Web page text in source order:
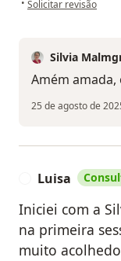
• Solicitar revisão
Silvia
Amém
25 de agosto de
Luisa
Iniciei com a
na primeira
muito